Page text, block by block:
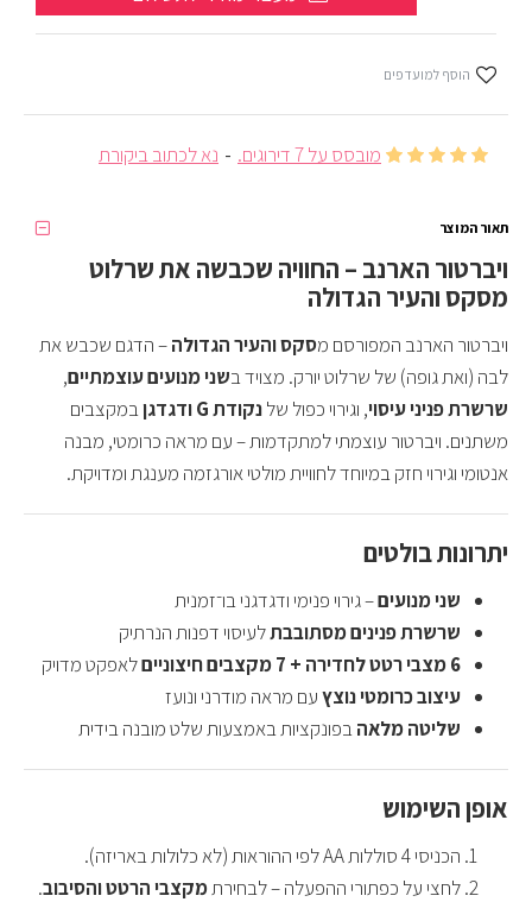
מובסס על 7 דירוגים. - נא לכתוב ביקורת
הוסף למועדפים
תאור המוצר
ויברטור הארנב – החוויה שכבשה את שרלוט
מסקס והעיר הגדולה
ויברטור הארנב המפורסם מסקס והעיר הגדולה– הדגם שכבש את
לבה (ואת גופה) של שרלוט יורק. מצויד בשני מנועים עוצמתיים,
שרשרת פניני עיסוי, וגירוי כפול שלנקודת G ודגדגן
במקצבים
משתנים. ויברטור עוצמתי למתקדמות – עם מראה כרומטי, מבנה
אנטומי וגירוי חזק במיוחד לחוויית מולטי אורגזמה מענגת ומדויקת.
יתרונות בולטים
שני מנועים– גירוי פנימי ודגדגני בו־זמנית
שרשרת פנינים מסתובבתלעיסוי דפנות הנרתיק
6 מצבי רטט לחדירה + 7 מקצבים חיצוניים
לאפקט מדויק
עיצוב כרומטי נוצץעם מראה מודרני ונועז
שליטה מלאהבפונקציות באמצעות שלט מובנה בידית
אופן השימוש
הכניסי 4 סוללות AA לפי ההוראות (לא כלולות באריזה).
לחצי על כפתורי ההפעלה – לבחירתמקצבי הרטט והסיבוב.